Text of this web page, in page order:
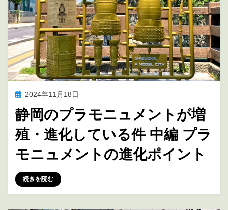
投
日:
2024年11月18日
静岡のプラモニュメントが増
殖・進化している件 中編 プラ
モニュメントの進化ポイント
投稿者marumegane
続きを読む